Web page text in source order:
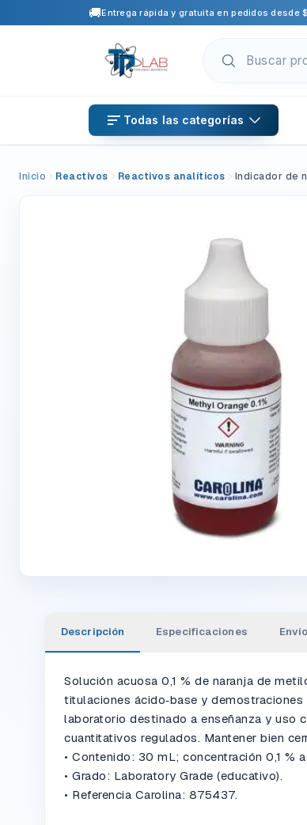
🚚Entrega rápida y gratuita en pedidos desde
Todas las categorías
Inicio Reactivos Reactivos analíticos
Descripción Especificaciones
Solución acuosa 0,1 % de naranja de
titulaciones ácido‑base y
laboratorio destinado a enseñanza y uso
cuantitativos regulados. Mantener bien
• Contenido: 30 mL; concentración 0,1 %
• Grado: Laboratory Grade (educativo).
• Referencia Carolina: 875437.